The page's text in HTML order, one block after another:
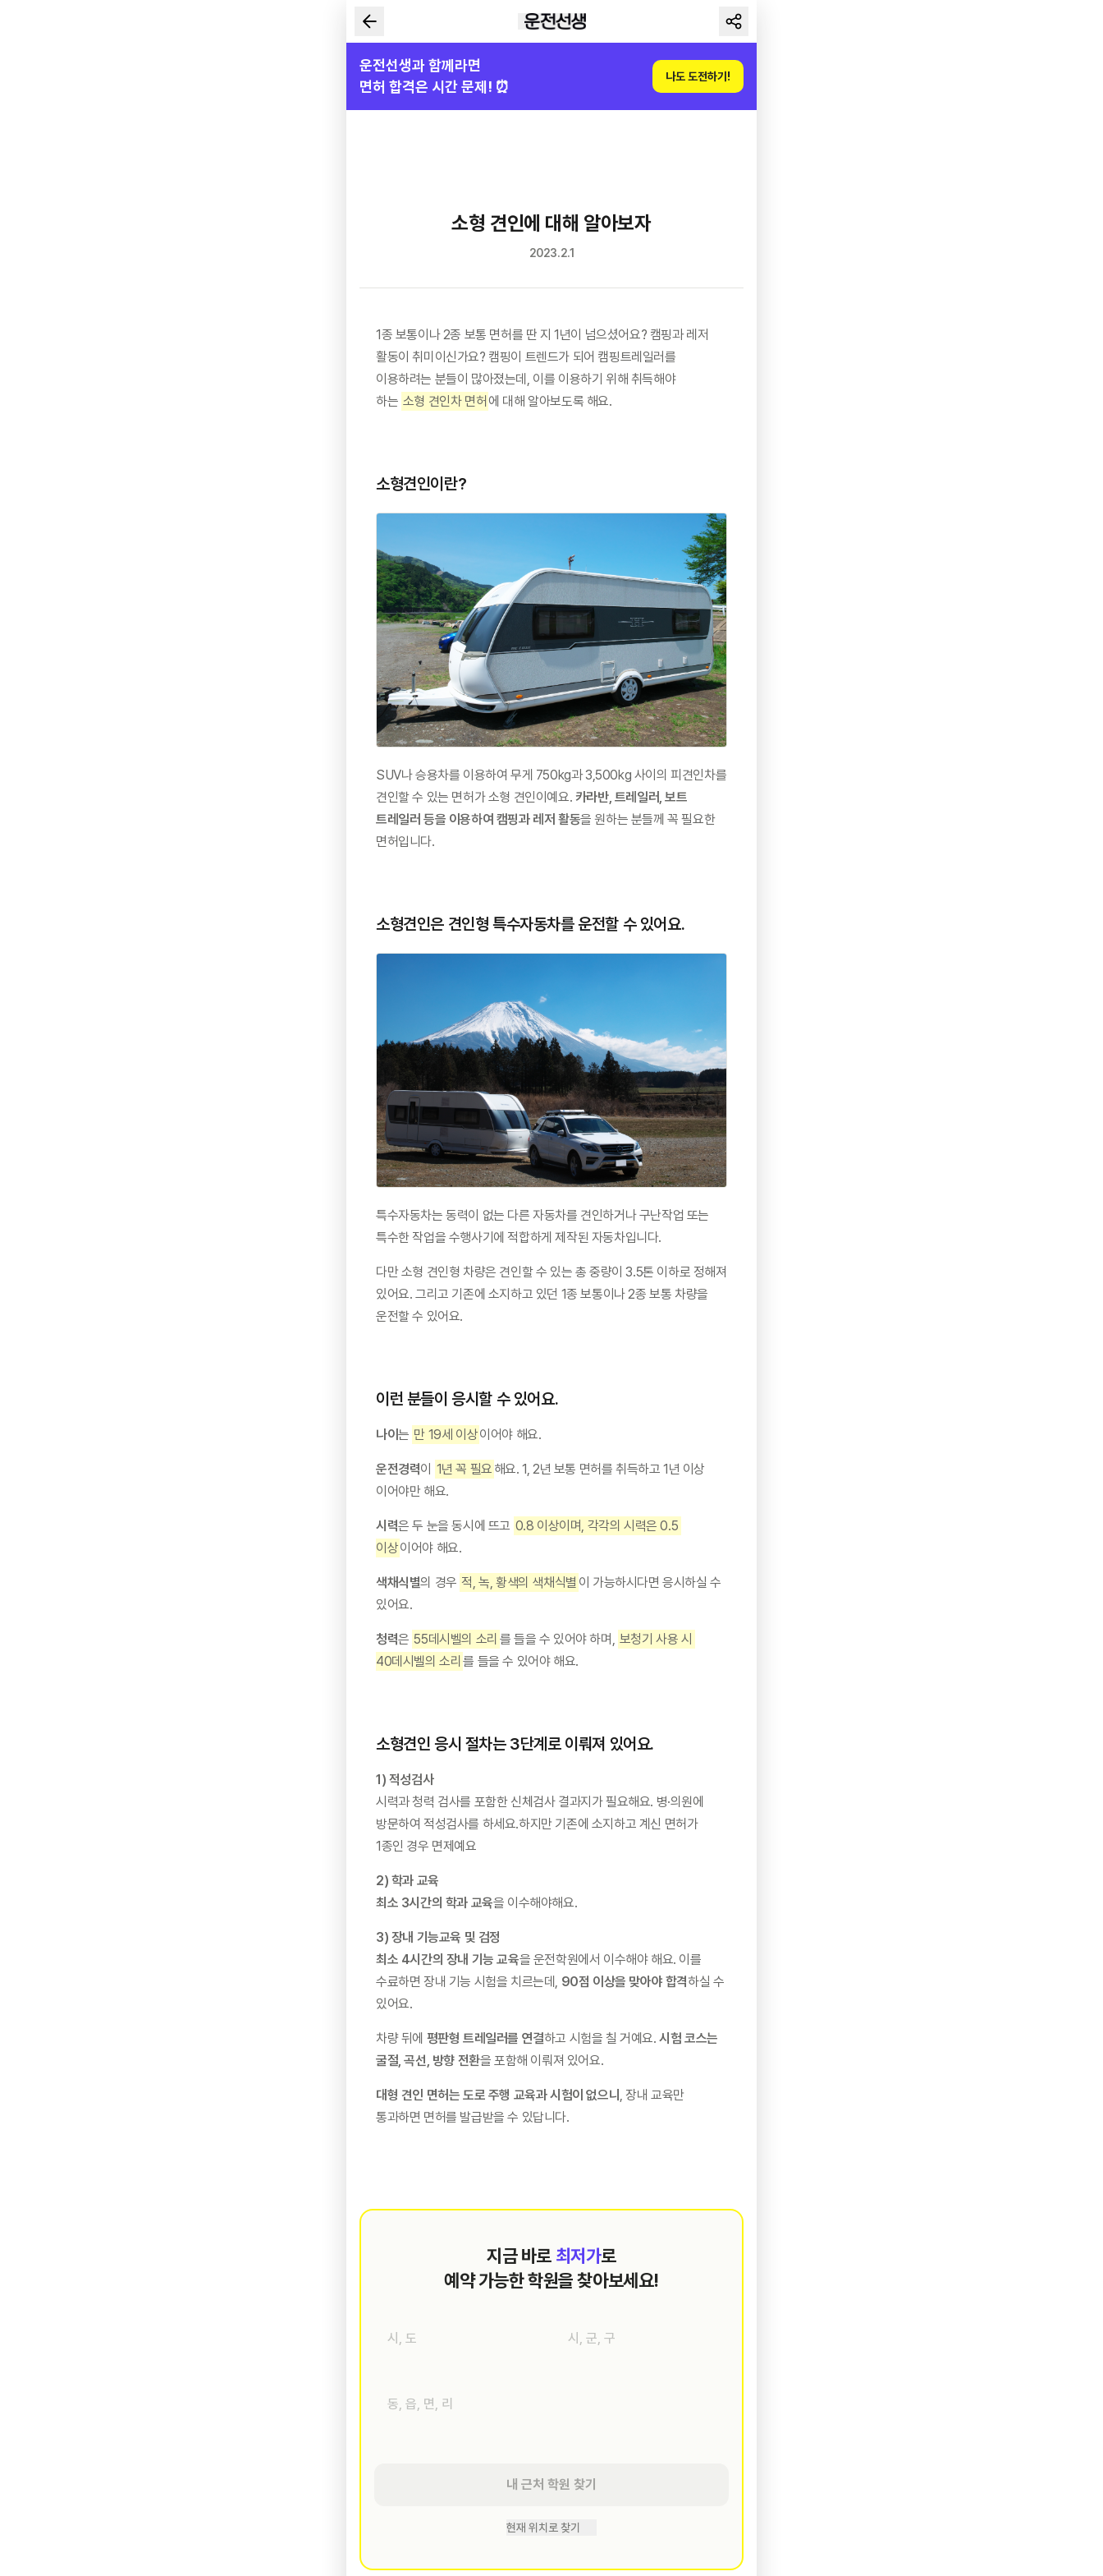
운전선생과 함께라면
면허 합격은 시간 문제! ⏰
나도 도전하기!
소형 견인에 대해 알아보자
2023.2.1
1종 보통이나 2종 보통 면허를 딴 지 1년이 넘으셨어요? 캠핑과 레저
활동이 취미이신가요? 캠핑이 트렌드가 되어 캠핑트레일러를
이용하려는 분들이 많아졌는데, 이를 이용하기 위해 취득해야
하는 소형 견인차 면허 에 대해 알아보도록 해요.
소형견인이란?
SUV나 승용차를 이용하여 무게 750kg과 3,500kg 사이의 피견인차를
견인할 수 있는 면허가 소형 견인이예요. 카라반, 트레일러, 보트
트레일러 등을 이용하여 캠핑과 레저 활동을 원하는 분들께 꼭 필요한
면허입니다.
소형견인은 견인형 특수자동차를 운전할 수 있어요.
특수자동차는 동력이 없는 다른 자동차를 견인하거나 구난작업 또는
특수한 작업을 수행사기에 적합하게 제작된 자동차입니다.
다만 소형 견인형 차량은 견인할 수 있는 총 중량이 3.5톤 이하로 정해져
있어요. 그리고 기존에 소지하고 있던 1종 보통이나 2종 보통 차량을
운전할 수 있어요.
이런 분들이 응시할 수 있어요.
나이는 만 19세 이상이어야 해요.
운전경력이 1년 꼭 필요 해요. 1, 2년 보통 면허를 취득하고 1년 이상
이어야만 해요.
시력은 두 눈을 동시에 뜨고 0.8 이상이며, 각각의 시력은 0.5
이상이어야 해요.
색채식별의 경우 적, 녹, 황색의 색채식별 이 가능하시다면 응시하실 수
있어요.
청력은 55데시벨의 소리 를 들을 수 있어야 하며,
보청기 사용 시
40데시벨의 소리 를 들을 수 있어야 해요.
소형견인 응시 절차는 3단계로 이뤄져 있어요.
1) 적성검사
시력과 청력 검사를 포함한 신체검사 결과지가 필요해요. 병·의원에
방문하여 적성검사를 하세요.하지만 기존에 소지하고 계신 면허가
1종인 경우 면제예요
2) 학과 교육
최소 3시간의 학과 교육을 이수해야해요.
3) 장내 기능교육 및 검정
최소 4시간의 장내 기능 교육을 운전학원에서 이수해야 해요. 이를
수료하면 장내 기능 시험을 치르는데, 90점 이상을 맞아야 합격하실 수
있어요.
차량 뒤에 평판형 트레일러를 연결하고 시험을 칠 거예요. 시험 코스는
굴절, 곡선, 방향 전환을 포함해 이뤄져 있어요.
대형 견인 면허는 도로 주행 교육과 시험이 없으니
, 장내 교육만
통과하면 면허를 발급받을 수 있답니다.
지금 바로 최저가로
예약 가능한 학원을 찾아보세요!
내 근처 학원 찾기
현재 위치로 찾기